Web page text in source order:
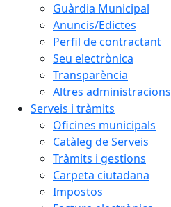
Guàrdia Municipal
Anuncis/Edictes
Perfil de contractant
Seu electrònica
Transparència
Altres administracions
Serveis i tràmits
Oficines municipals
Catàleg de Serveis
Tràmits i gestions
Carpeta ciutadana
Impostos